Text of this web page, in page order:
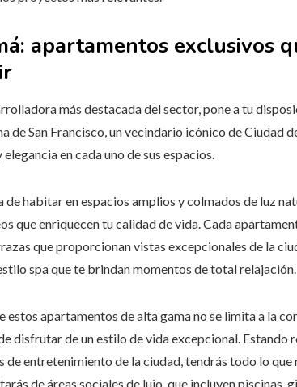
apartamentos exclusivos
más destacada del sector, pone a tu
de San Francisco, un vecindario icónico de Ciudad
en cada uno de sus espacios.
de habitar en espacios amplios y colmados de luz
que enriquecen tu calidad de vida. Cada
que proporcionan vistas excepcionales de la
spa que te brindan momentos de total relajación.
estos apartamentos de alta gama no se limita a la
disfrutar de un estilo de vida excepcional. Estando
de entretenimiento de la ciudad, tendrás todo lo
de áreas sociales de lujo, que incluyen piscinas,